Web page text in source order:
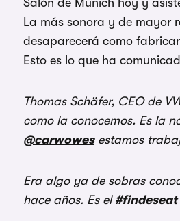
Salón de Múnich hoy y
La más sonora y de mayor
desaparecerá como
Esto es lo que ha
Thomas Schäfer, CEO de
como la conocemos. Es la
@carwowesestamos
Era algo ya de sobras
hace años. Es el #findeseat